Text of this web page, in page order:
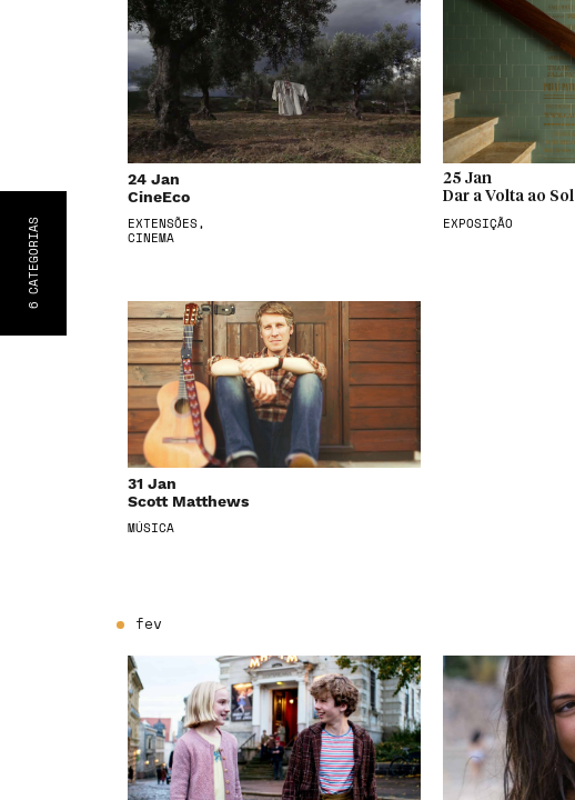
6
CATEGORIA
S
24 Jan
CineEco
EXTENSÕES,
CINEMA
25 Jan
Dar a Volta ao Sol
EXPOSIÇÃO
31 Jan
Scott Matthews
MÚSICA
fev